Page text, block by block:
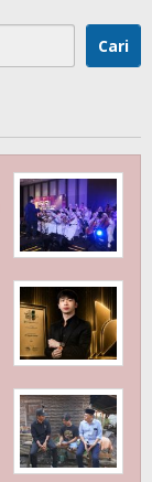
Cari